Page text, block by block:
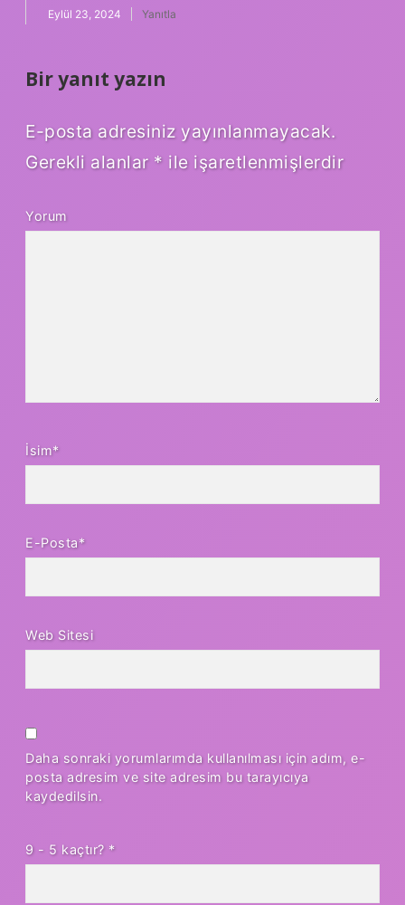
Eylül 23, 2024 Yanıtla
Bir yanıt yazın
E-posta adresiniz yayınlanmayacak.
Gerekli alanlar * ile işaretlenmişlerdir
Yorum
İsim*
E-Posta*
Web Sitesi
Daha sonraki yorumlarımda kullanılması için adım, e-
posta adresim ve site adresim bu tarayıcıya
kaydedilsin.
9 - 5 kaçtır? *